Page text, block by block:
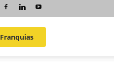
Franquias